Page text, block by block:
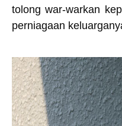
tolong war-warkan
perniagaan